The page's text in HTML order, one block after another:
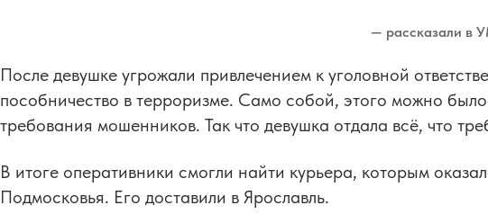
— рассказали в
После девушке угрожали привлечением к уголовной
пособничество в терроризме. Само собой, этого можно
требования мошенников. Так что девушка отдала всё, что
В итоге оперативники смогли найти курьера, которым
Подмосковья. Его доставили в Ярославль.